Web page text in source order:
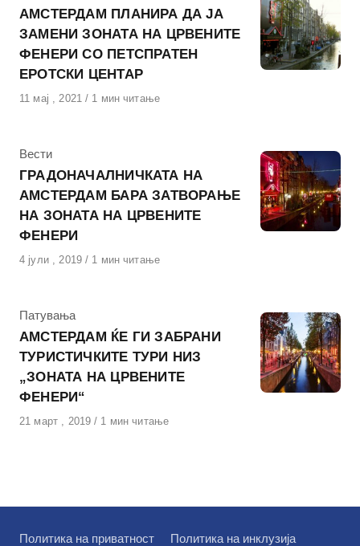
АМСТЕРДАМ ПЛАНИРА ДА ЈА
ЗАМЕНИ ЗОНАТА НА ЦРВЕНИТЕ
ФЕНЕРИ СО ПЕТСПРАТЕН
ЕРОТСКИ ЦЕНТАР
Објавено
11 мај , 2021 1 мин читање
КАтегорија
Вести
ГРАДОНАЧАЛНИЧКАТА НА
АМСТЕРДАМ БАРА ЗАТВОРАЊЕ
НА ЗОНАТА НА ЦРВЕНИТЕ
ФЕНЕРИ
Објавено
4 јули , 2019 1 мин читање
КАтегорија
Патувања
АМСТЕРДАМ ЌЕ ГИ ЗАБРАНИ
ТУРИСТИЧКИТЕ ТУРИ НИЗ
„ЗОНАТА НА ЦРВЕНИТЕ
ФЕНЕРИ“
Објавено
21 март , 2019 1 мин читање
Политика на приватност Политика на инклузија